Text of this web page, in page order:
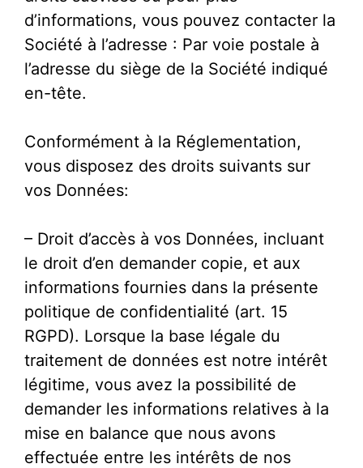
d’informations, vous pouvez contacter la
Société à l’adresse : Par voie postale à
l’adresse du siège de la Société indiqué
en-tête.
Conformément à la Réglementation,
vous disposez des droits suivants sur
vos Données:
– Droit d’accès à vos Données, incluant
le droit d’en demander copie, et aux
informations fournies dans la présente
politique de confidentialité (art. 15
RGPD). Lorsque la base légale du
traitement de données est notre intérêt
légitime, vous avez la possibilité de
demander les informations relatives à la
mise en balance que nous avons
effectuée entre les intérêts de nos